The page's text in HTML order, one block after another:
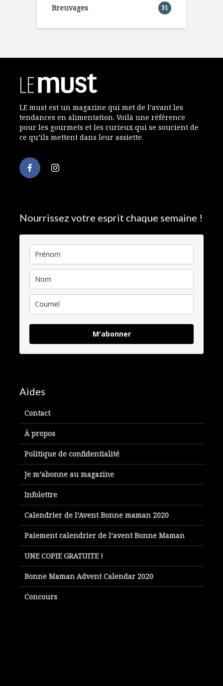
Breuvages 31
LE must est un magazine qui met de l’avant les
tendances en alimentation. Voilà une référence
pour les gourmets et les curieux qui se soucient de
ce qu’ils mettent dans leur assiette.
Nourrissez votre esprit chaque semaine !
M'abonner
Aides
Contact
À propos
Politique de confidentialité
Je m’abonne au magazine
Infolettre
Calendrier de l’Avent Bonne maman 2020
Paiement calendrier de l’avent Bonne Maman
UNE COPIE GRATUITE !
Bonne Maman Advent Calendar 2020
Concours